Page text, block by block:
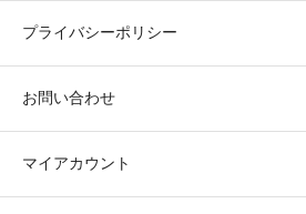
プライバシーポリシー
お問い合わせ
マイアカウント